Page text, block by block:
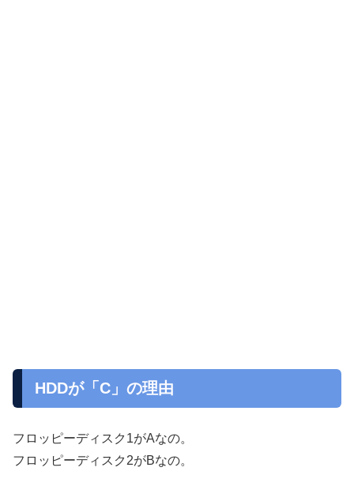
HDDが「C」の理由
フロッピーディスク1がAなの。
フロッピーディスク2がBなの。